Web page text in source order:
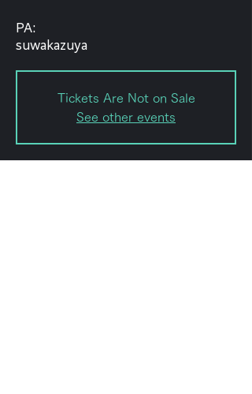
PA:
suwakazuya
Tickets Are Not on Sale
See other events